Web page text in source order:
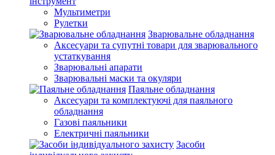
Мультиметри
Рулетки
Зварювальне обладнання
Аксесуари та супутні товари для зварювального
устаткування
Зварювальні апарати
Зварювальні маски та окуляри
Паяльне обладнання
Аксесуари та комплектуючі для паяльного
обладнання
Газові паяльники
Електричні паяльники
Засоби